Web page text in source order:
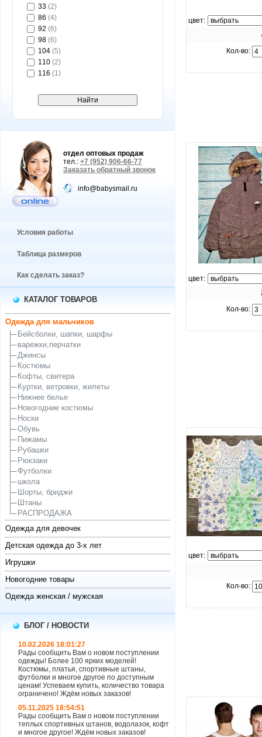
33 (2)
86 (4)
92 (6)
98 (6)
104 (5)
110 (2)
116 (1)
отдел оптовых продаж
тел.: +7 (952) 906-66-77
Заказать обратный звонок
info@babysmail.ru
Условия работы
Таблица размеров
Как сделать заказ?
КАТАЛОГ ТОВАРОВ
Одежда для мальчиков
Бейсболки, шапки, шарфы
варежки,перчатки
Джинсы
Костюмы
Кофты, свитера
Куртки, ветровки, жилеты
Нижнее белье
Новогодние костюмы
Носки
Обувь
Пижамы
Рубашки
Рюкзаки
Футболки
школа
Шорты, бриджи
Штаны
РАСПРОДАЖА
Одежда для девочек
Детская одежда до 3-х лет
Игрушки
Новогодние товары
Одежда женская / мужская
БЛОГ / НОВОСТИ
10.02.2026 18:01:27
Рады сообщить Вам о новом поступлении
одежды! Более 100 ярких моделей!
Костюмы, платья, спортивные штаны,
футболки и многое другое по доступным
ценам! Успеваем купить, количество товара
ограничено! Ждём новых заказов!
05.11.2025 18:54:51
Рады сообщить Вам о новом поступлении
теплых спортивных штанов, водолазок, кофт
и многое другое! Ждём новых заказов!
цвет:
Кол-во:
цвет:
Кол-во:
цвет:
Кол-во: